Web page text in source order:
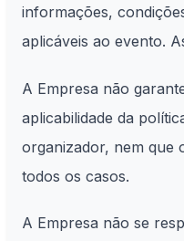
informações,
aplicáveis ao evento.
A Empresa não
aplicabilidade da
organizador, nem que
todos os casos.
A Empresa não se